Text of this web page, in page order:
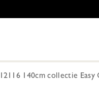
140cm collectie Easy